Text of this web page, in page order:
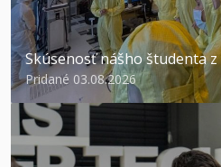
Skúsenosť nášho študenta
Pridané 03.08.2026